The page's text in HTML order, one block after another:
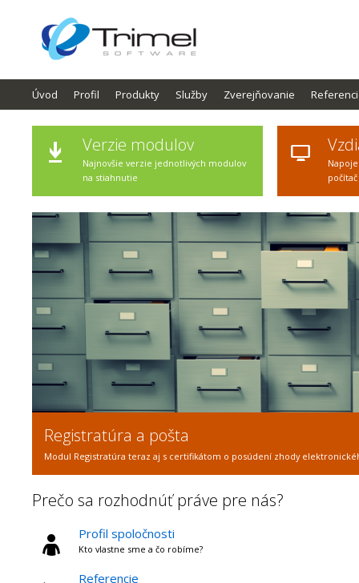
Úvod Profil Produkty Služby Zverejňovanie
Verzie modulov
Najnovšie verzie jednotlivých modulov
na stiahnutie
Registratúra a pošta
Modul Registratúra teraz aj s certifikátom o posúdení zhody
Prečo sa rozhodnúť práve pre nás?
Profil spoločnosti
Kto vlastne sme a čo robíme?
Referencie